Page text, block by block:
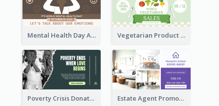
Mental Health Day Awareness Twitter Post Vegetarian Product Discount Twitter Post
Poverty Crisis Donation Twitter Post Estate Agent Promote Twitter Post Design Idea